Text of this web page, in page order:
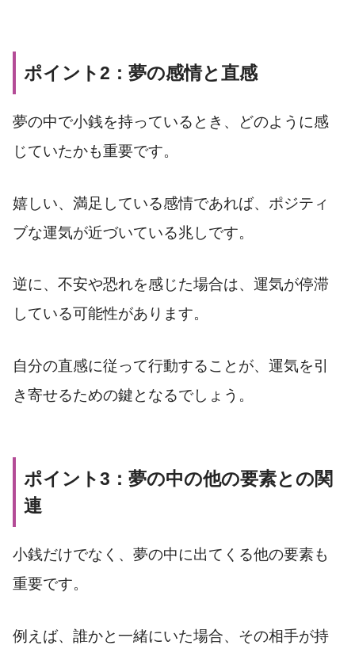
ポイント2：夢の感情と直感
夢の中で小銭を持っているとき、どのように感
じていたかも重要です。
嬉しい、満足している感情であれば、ポジティ
ブな運気が近づいている兆しです。
逆に、不安や恐れを感じた場合は、運気が停滞
している可能性があります。
自分の直感に従って行動することが、運気を引
き寄せるための鍵となるでしょう。
ポイント3：夢の中の他の要素との関
連
小銭だけでなく、夢の中に出てくる他の要素も
重要です。
例えば、誰かと一緒にいた場合、その相手が持